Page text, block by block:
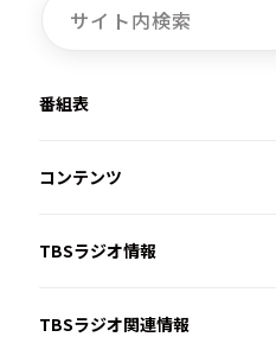
番組表
コンテンツ
TBSラジオ情報
TBSラジオ関連情報